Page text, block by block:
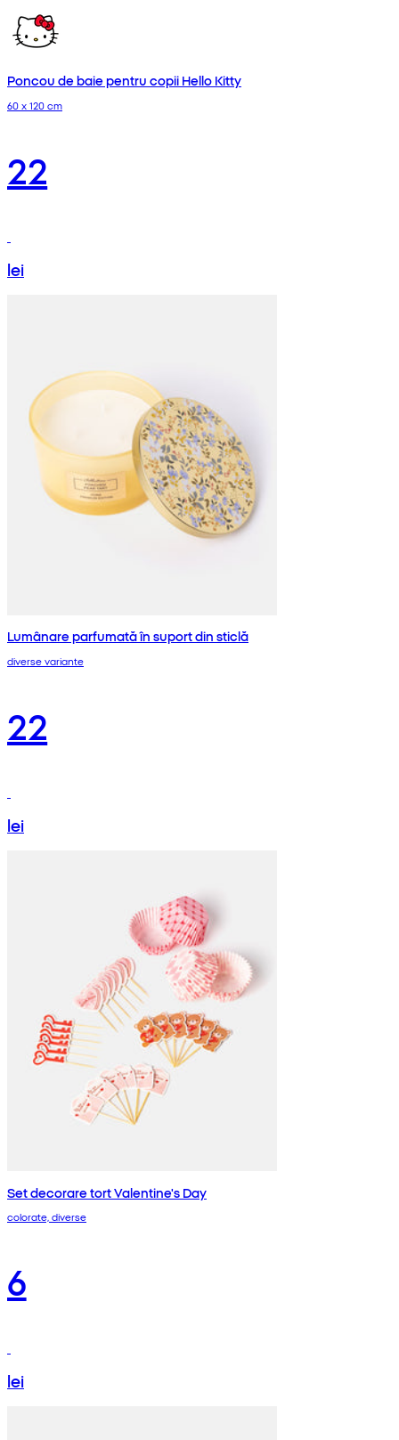
Poncou de baie pentru copii Hello Kitty
60 x 120 cm
22
lei
Lumânare parfumată în suport din sticlă
diverse variante
22
lei
Set decorare tort Valentine's Day
colorate, diverse
6
lei